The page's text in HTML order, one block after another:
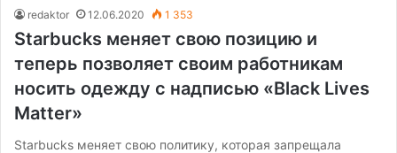
redaktor 12.06.2020 1 353
Starbucks меняет свою позицию и
теперь позволяет своим работникам
носить одежду с надписью «Black Lives
Matter»
Starbucks меняет свою политику, которая запрещала